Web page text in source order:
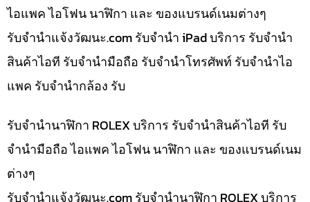
ไอแพค ไอโฟน นาฬิกา และ ของแบรนด์เนมต่างๆ
รับจํานําแจ้งวัฒนะ.com รับจำนำ iPad บริการ รับจำนำ
สินค้าไอที รับจำนำมือถือ รับจำนำโทรศัพท์ รับจำนำไอ
แพค รับจำนำกล้อง รับ
รับจำนำนาฬิกา ROLEX บริการ รับจำนำสินค้าไอที รับ
จำนำมือถือ ไอแพค ไอโฟน นาฬิกา และ ของแบรนด์เนม
ต่างๆ
รับจํานําแจ้งวัฒนะ.com รับจำนำนาฬิกา ROLEX บริการ